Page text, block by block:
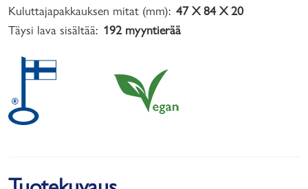
Kuluttajapakkauksen mitat (mm): 47 X 84 X 20
Täysi lava sisältää: 192 myyntierää